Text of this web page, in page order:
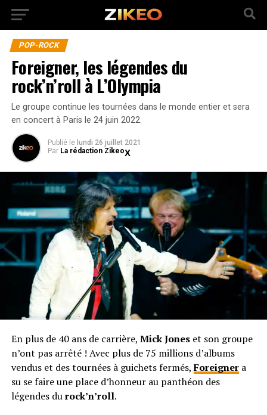
POP-ROCK
Foreigner, les légendes du
rock’n’roll à L’Olympia
Le groupe continue les tournées dans le monde entier et sera
en concert à Paris le 24 juin 2022.
Publié le lundi 26 juillet 2021
Par La rédaction Zikeo
En plus de 40 ans de carrière, Mick Joneset son groupe
n’ont pas arrêté ! Avec plus de 75 millions d’albums
vendus et des tournées à guichets fermés,Foreignera
su se faire une place d’honneur au panthéon des
légendes durock’n’roll.